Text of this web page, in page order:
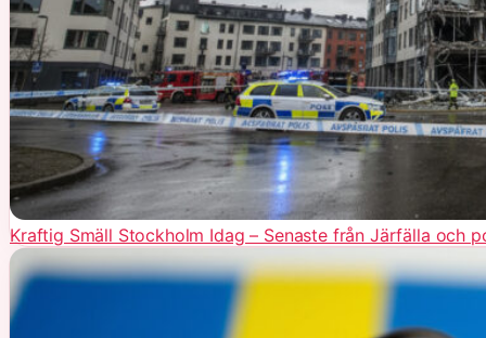
Kraftig Smäll Stockholm Idag – Senaste från Järfälla och